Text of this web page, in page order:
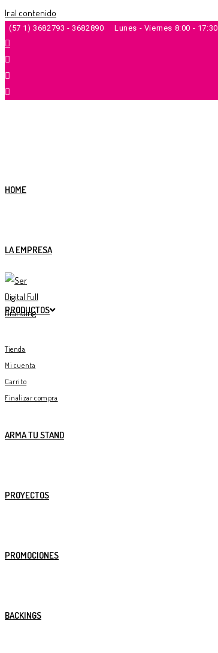
Ir al contenido
(57 1) 3682793 - 3682890 Lunes - Viernes 8:00 - 17:30
HOME
LA EMPRESA
PRODUCTOS
Tienda
Mi cuenta
Carrito
Finalizar compra
ARMA TU STAND
PROYECTOS
PROMOCIONES
BACKINGS